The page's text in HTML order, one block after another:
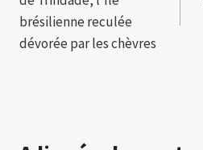
l’article
brésilienne reculée
dévorée par les chèvres